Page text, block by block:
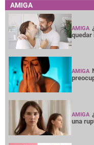
AMIGA
AMIGA
quedar
AMIGA
AMIGA
una